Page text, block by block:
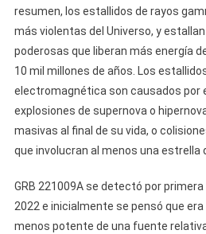
resumen, los estallidos de rayos
más violentas del Universo, y
poderosas que liberan más energía
10 mil millones de años. Los
electromagnética son causados por
explosiones de supernova o
masivas al final de su vida, o
que involucran al menos una estrella
GRB 221009A se detectó por
2022 e inicialmente se pensó que
menos potente de una fuente